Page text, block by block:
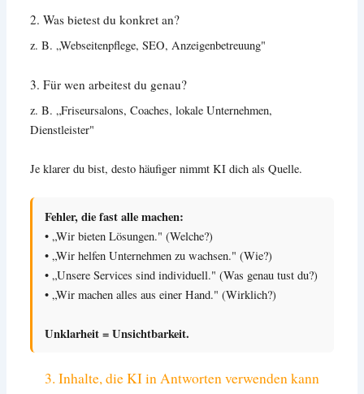
2. Was bietest du konkret an?
z. B. „Webseitenpflege, SEO, Anzeigenbetreuung"
3. Für wen arbeitest du genau?
z. B. „Friseursalons, Coaches, lokale Unternehmen,
Dienstleister"
Je klarer du bist, desto häufiger nimmt KI dich als Quelle.
Fehler, die fast alle machen:
• „Wir bieten Lösungen." (Welche?)
• „Wir helfen Unternehmen zu wachsen." (Wie?)
• „Unsere Services sind individuell." (Was genau tust du?)
• „Wir machen alles aus einer Hand." (Wirklich?)
Unklarheit = Unsichtbarkeit.
3. Inhalte, die KI in Antworten verwenden kann